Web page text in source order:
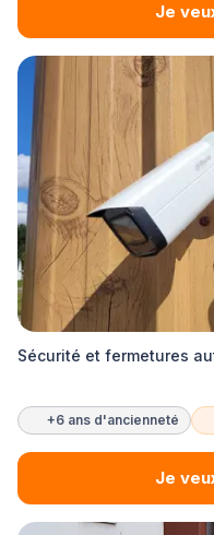
Je
Sécurité et fermetures
+6 ans d'ancienneté
Je